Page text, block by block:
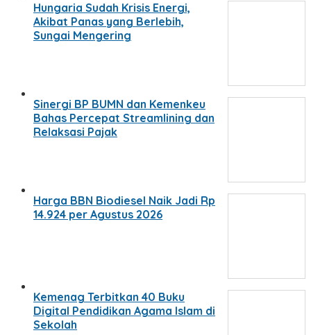
Hungaria Sudah Krisis Energi,
Akibat Panas yang Berlebih,
Sungai Mengering
Sinergi BP BUMN dan Kemenkeu
Bahas Percepat Streamlining dan
Relaksasi Pajak
Harga BBN Biodiesel Naik Jadi Rp
14.924 per Agustus 2026
Kemenag Terbitkan 40 Buku
Digital Pendidikan Agama Islam di
Sekolah